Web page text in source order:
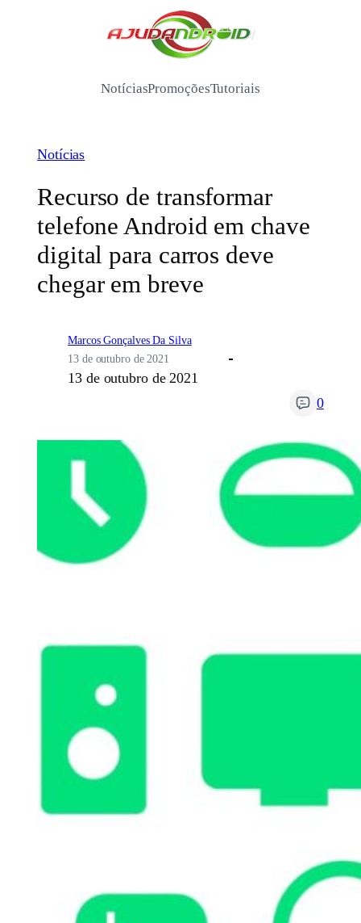
/
NotíciasPromoçõesTutoriais
Notícias
Recurso de transformar
telefone Android em chave
digital para carros deve
chegar em breve
Marcos Gonçalves Da Silva
13 de outubro de 2021
13 de outubro de 2021
0